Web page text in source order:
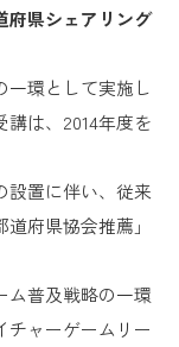
府県シェアリング
一環として実施し
講は、2014年度を
設置に伴い、従来
府県協会推薦」
ム普及戦略の一環
チャーゲームリー